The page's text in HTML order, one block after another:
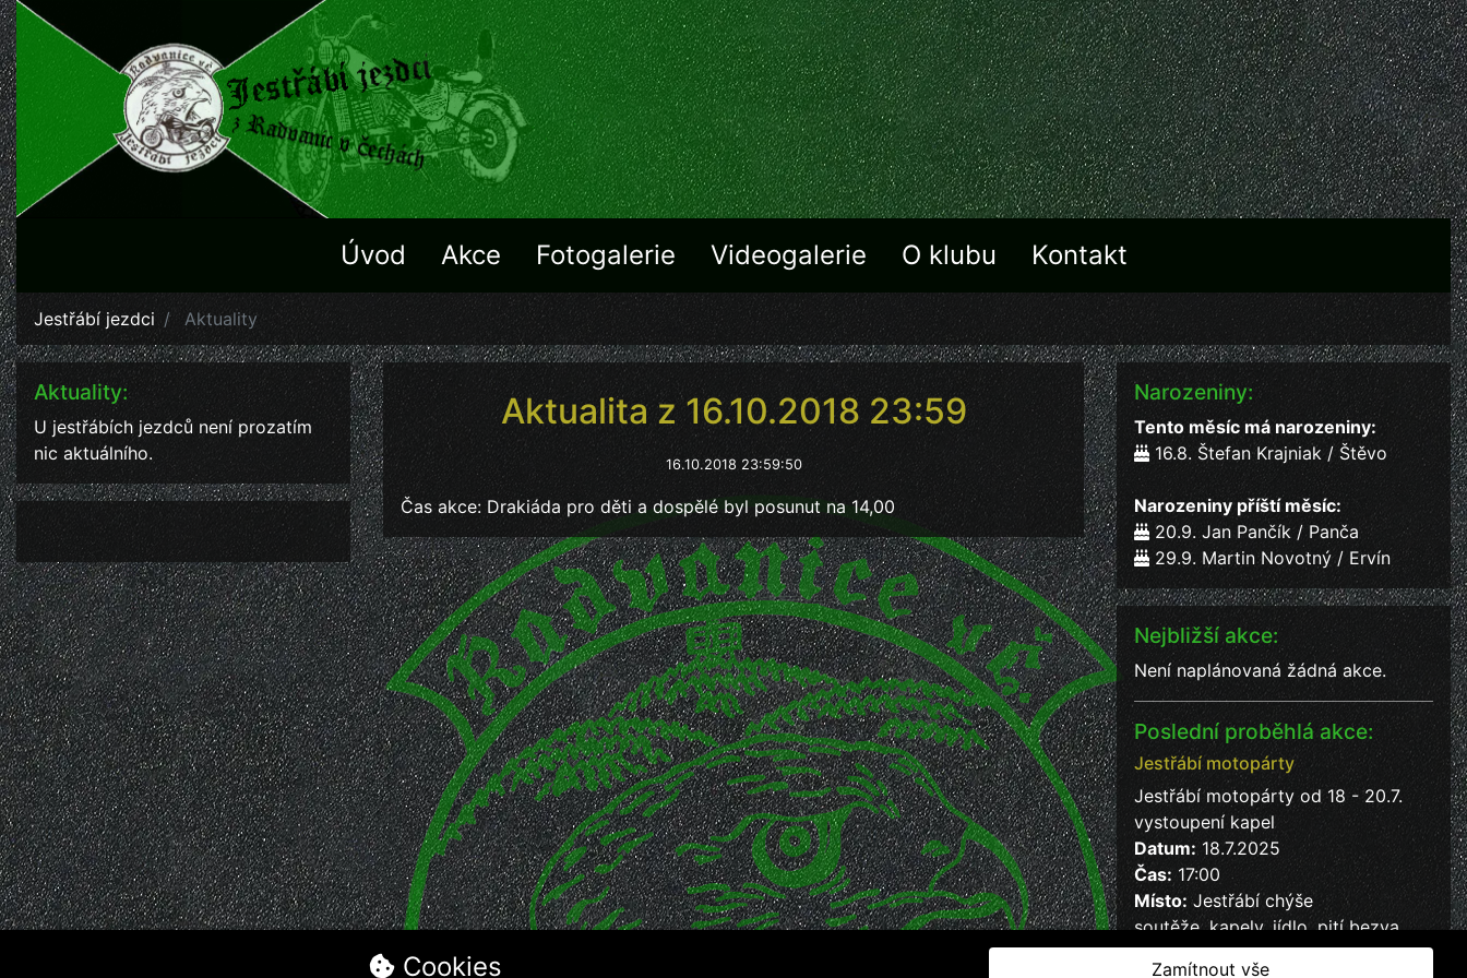
Úvod Akce Fotogalerie Videogalerie O klubu Kontakt
Jestřábí jezdci Aktuality
Aktuality:
U jestřábích jezdců není prozatím
nic aktuálního.
Aktualita z 16.10.2018 23:59
16.10.2018 23:59:50
Čas akce: Drakiáda pro děti a dospělé byl posunut na 14,00
Narozeniny:
Tento měsíc má narozeniny:
16.8. Štefan Krajniak / Štěvo
Narozeniny příští měsíc:
20.9. Jan Pančík / Panča
29.9. Martin Novotný / Ervín
Nejbližší akce:
Není naplánovaná žádná akce.
Poslední proběhlá akce:
Jestřábí motopárty
Jestřábí motopárty od 18 - 20.7.
vystoupení kapel
Datum:18.7.2025
Čas: 17:00
Místo: Jestřábí chýše
soutěže, kapely, jídlo, pití bezva
kalba
Cookies Zamítnout vše